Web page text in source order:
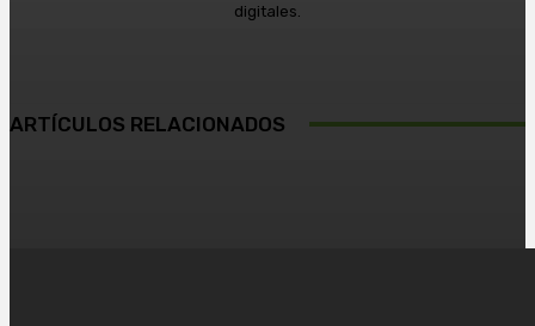
digitales.
ARTÍCULOS RELACIONADOS